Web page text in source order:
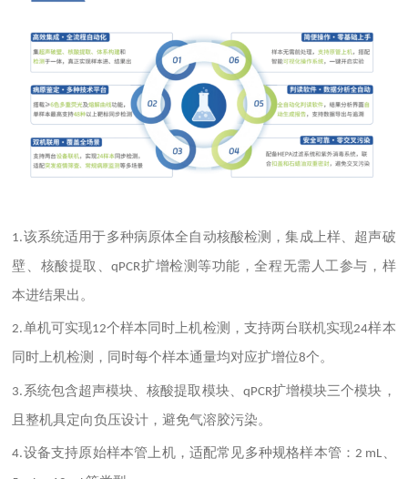
1.该系统适用于多种病原体全自动核酸检测，集成上样、超声破
壁、核酸提取、qPCR扩增检测等功能，全程无需人工参与，样
本进结果出。
2.单机可实现12个样本同时上机检测，支持两台联机实现24样本
同时上机检测，同时每个样本通量均对应扩增位8个。
3. 系统包含超声模块、核酸提取模块、 qPCR扩增模块三个模块，
且整机具定向负压设计，避免气溶胶污染。
4.设备支持原始样本管上机，适配常见多种规格样本管： 2 mL